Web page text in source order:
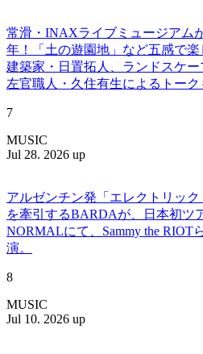
常滑・INAXライブミュージアム
年！「土の遊園地」など五感で楽
建築家・日置拓人、ランドスケー
左官職人・久住有生によるトーク
7
MUSIC
Jul 28. 2026 up
アルゼンチン発「エレクトリッ
を牽引するBARDAが、日本初ツ
NORMALにて、Sammy the RIOT
演。
8
MUSIC
Jul 10. 2026 up